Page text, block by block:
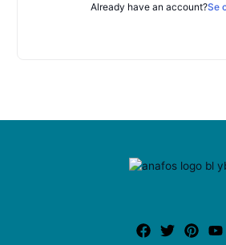
Already have an account?Se